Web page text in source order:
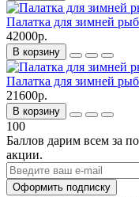
Палатка для зимней
42000р.
В корзину
Палатка для зимней
21600р.
В корзину
100
Баллов дарим всем за
акции.
Оформить подписку